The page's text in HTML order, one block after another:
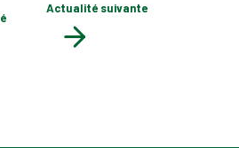
Actualité suivante